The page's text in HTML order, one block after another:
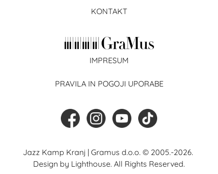
IMPRESUM
PRAVILA IN POGOJI UPORABE
Jazz Kamp Kranj | Gramus d.o.o. © 2005.-2026.
Design by Lighthouse. All Rights Reserved.
KONTAKT